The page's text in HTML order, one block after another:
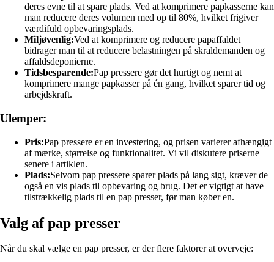
deres evne til at spare plads. Ved at komprimere papkasserne kan
man reducere deres volumen med op til 80%, hvilket frigiver
værdifuld opbevaringsplads.
Miljøvenlig:Ved at komprimere og reducere papaffaldet
bidrager man til at reducere belastningen på skraldemanden og
affaldsdeponierne.
Tidsbesparende:Pap pressere gør det hurtigt og nemt at
komprimere mange papkasser på én gang, hvilket sparer tid og
arbejdskraft.
Ulemper:
Pris:Pap pressere er en investering, og prisen varierer afhængigt
af mærke, størrelse og funktionalitet. Vi vil diskutere priserne
senere i artiklen.
Plads:Selvom pap pressere sparer plads på lang sigt, kræver de
også en vis plads til opbevaring og brug. Det er vigtigt at have
tilstrækkelig plads til en pap presser, før man køber en.
Valg af pap presser
Når du skal vælge en pap presser, er der flere faktorer at overveje: